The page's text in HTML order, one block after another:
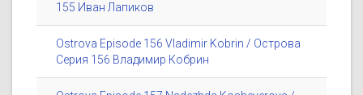
155 Иван Лапиков
Ostrova Episode 156 Vladimir Kobrin / Острова
Серия 156 Владимир Кобрин